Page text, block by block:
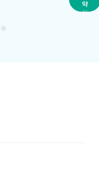
약
하